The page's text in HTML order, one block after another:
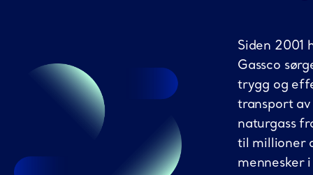
Siden 2001
Gassco
trygg og
transport av
naturgass
til millioner
mennesker i